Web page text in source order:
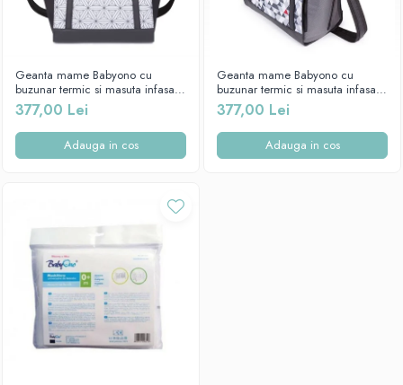
Geanta mame Babyono cu
buzunar termic si masuta infasat
pliabila, "UNIQUE"-1502/02
377,00 Lei
Adauga in cos
Geanta mame Babyono cu
buzunar termic si masuta infasat
pliabila, "UNIQUE"-1502/01
377,00 Lei
Adauga in cos